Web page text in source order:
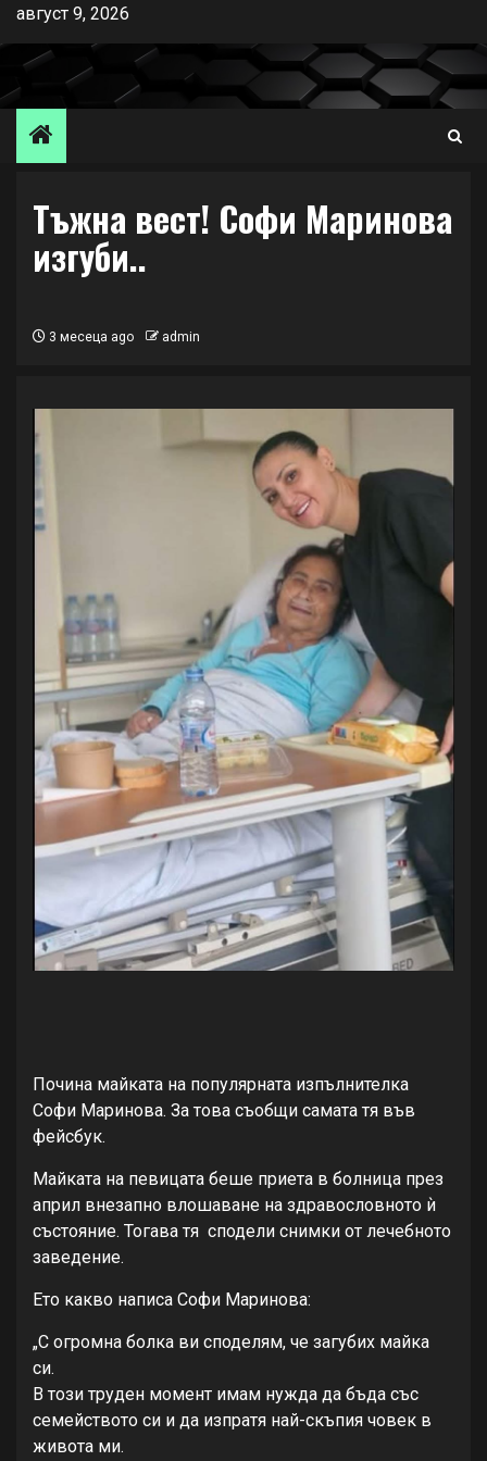
Skip
content
август 9, 2026
Тъжна вест! Софи Маринова
изгуби..
3 месеца ago admin
Почина майката на популярната изпълнителка
Софи Маринова. За това съобщи самата тя във
фейсбук.
Майката на певицата беше приета в болница през
април внезапно влошаване на здравословното ѝ
състояние. Тогава тя сподели снимки от лечебното
заведение.
Ето какво написа Софи Маринова:
„С огромна болка ви споделям, че загубих майка
си.
В този труден момент имам нужда да бъда със
семейството си и да изпратя най-скъпия човек в
живота ми.